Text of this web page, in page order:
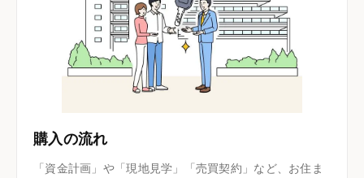
購入の流れ
「資金計画」や「現地見学」「売買契約」など、お住ま